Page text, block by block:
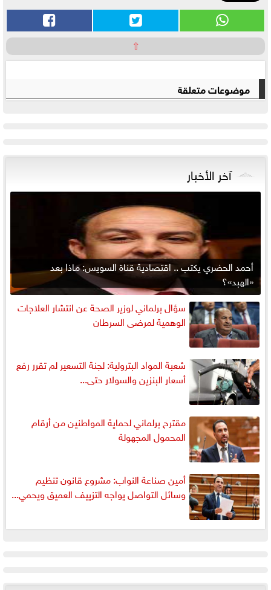
⇧
موضوعات متعلقة
آخر الأخبار
أحمد الحضري يكتب .. اقتصادية قناة السويس: ماذا بعد
«الهبد»؟
سؤال برلماني لوزير الصحة عن انتشار العلاجات
الوهمية لمرضى السرطان
شعبة المواد البترولية: لجنة التسعير لم تقرر رفع
أسعار البنزين والسولار حتى...
مقترح برلماني لحماية المواطنين من أرقام
المحمول المجهولة
أمين صناعة النواب: مشروع قانون تنظيم
وسائل التواصل يواجه التزييف العميق ويحمي...